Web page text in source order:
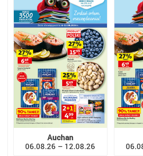
Auchan
06.08.26 – 12.08.26